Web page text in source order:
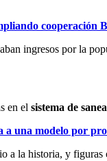
cooperación
ingresos por la
en el sistema de
una modelo por
a la historia, y figuras